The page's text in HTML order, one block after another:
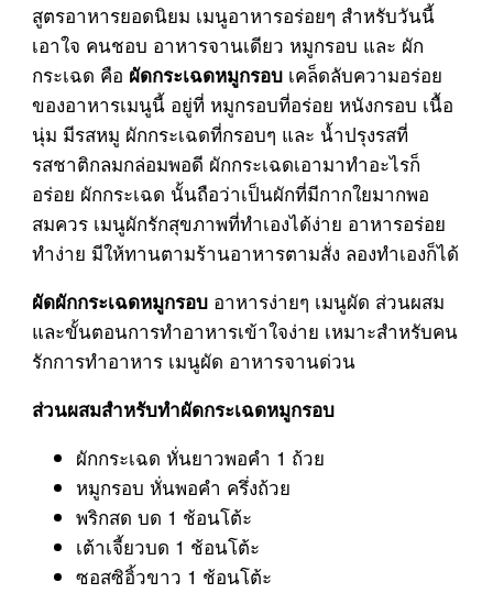
สูตรอาหารยอดนิยม เมนูอาหารอร่อยๆ สำหรับวันนี้
เอาใจ คนชอบ อาหารจานเดียว หมูกรอบ และ ผัก
กระเฉด คือ ผัดกระเฉดหมูกรอบเคล็ดลับความอร่อย
ของอาหารเมนูนี้ อยู่ที่ หมูกรอบที่อร่อย หนังกรอบ เนื้อ
นุ่ม มีรสหมู ผักกระเฉดที่กรอบๆ และ น้ำปรุงรสที่
รสชาติกลมกล่อมพอดี ผักกระเฉดเอามาทำอะไรก็
อร่อย ผักกระเฉด นั้นถือว่าเป็นผักที่มีกากใยมากพอ
สมควร เมนูผักรักสุขภาพที่ทำเองได้ง่าย อาหารอร่อย
ทำง่าย มีให้ทานตามร้านอาหารตามสั่ง ลองทำเองก็ได้
ผัดผักกระเฉดหมูกรอบอาหารง่ายๆ เมนูผัด ส่วนผสม
และขั้นตอนการทำอาหารเข้าใจง่าย เหมาะสำหรับคน
รักการทำอาหาร เมนูผัด อาหารจานด่วน
ส่วนผสมสำหรับทำผัดกระเฉดหมูกรอบ
ผักกระเฉด หั่นยาวพอคำ 1 ถ้วย
หมูกรอบ หั่นพอคำ ครึ่งถ้วย
พริกสด บด 1 ช้อนโต้ะ
เต้าเจี้ยวบด 1 ช้อนโต้ะ
ซอสซิอิ้วขาว 1 ช้อนโต้ะ